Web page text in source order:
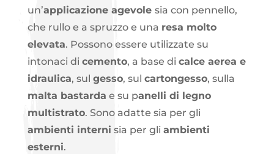
un’applicazione agevole sia con pennello,
che rullo e a spruzzo e una resa molto
elevata. Possono essere utilizzate su
intonaci di cemento, a base di calce aerea e
idraulica, sul gesso, sul cartongesso, sulla
malta bastarda e su panelli di legno
multistrato. Sono adatte sia per gli
ambienti interni sia per gli ambienti
esterni.